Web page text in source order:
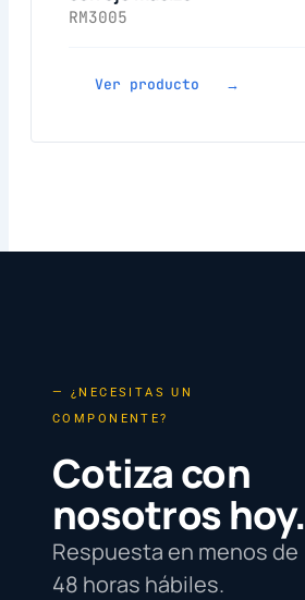
RM3005
Ver producto →
— ¿NECESITAS UN
COMPONENTE?
Cotiza con
nosotros hoy.
Respuesta en menos de
48 horas hábiles.